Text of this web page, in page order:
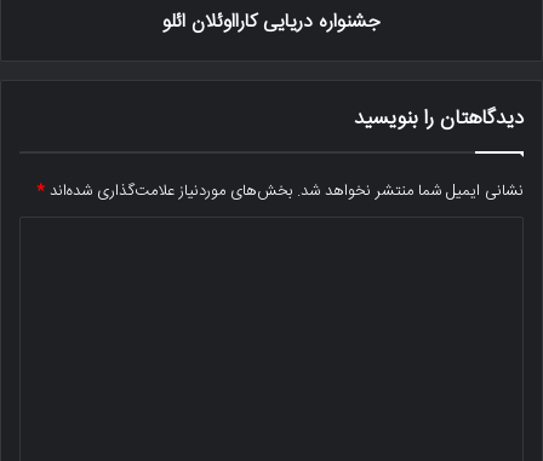
جشنواره دریایی کارااوئلان ائلو
دیدگاهتان را بنویسید
نشانی ایمیل شما منتشر نخواهد شد. بخش‌های موردنیاز علامت‌گذاری شده‌اند*